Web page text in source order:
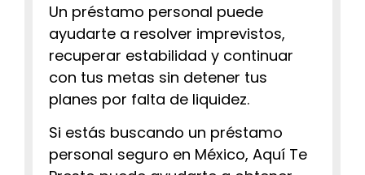
Un préstamo personal puede
ayudarte a resolver imprevistos,
recuperar estabilidad y continuar
con tus metas sin detener tus
planes por falta de liquidez.
Si estás buscando un préstamo
personal seguro en México, Aquí Te